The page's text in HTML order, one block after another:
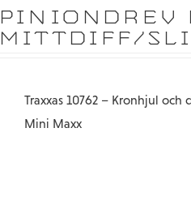
PINIONDREV
MITTDIFF/
Traxxas 10762 – Kronhjul
Mini Maxx